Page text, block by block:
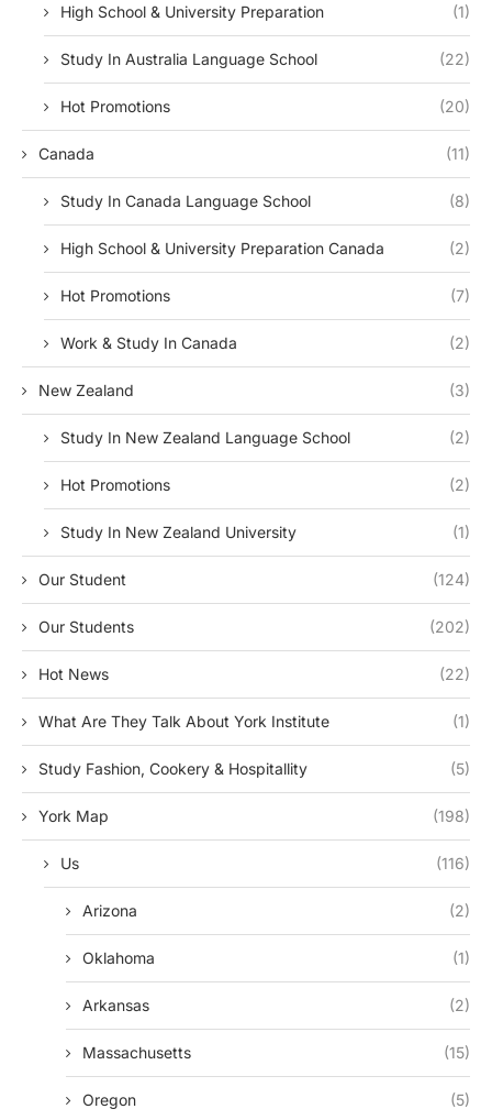
High School & University Preparation (1)
Study In Australia Language School (22)
Hot Promotions (20)
Canada (11)
Study In Canada Language School (8)
High School & University Preparation Canada (2)
Hot Promotions (7)
Work & Study In Canada (2)
New Zealand (3)
Study In New Zealand Language School (2)
Hot Promotions (2)
Study In New Zealand University (1)
Our Student (124)
Our Students (202)
Hot News (22)
What Are They Talk About York Institute (1)
Study Fashion, Cookery & Hospitallity (5)
York Map (198)
Us (116)
Arizona (2)
Oklahoma (1)
Arkansas (2)
Massachusetts (15)
Oregon (5)